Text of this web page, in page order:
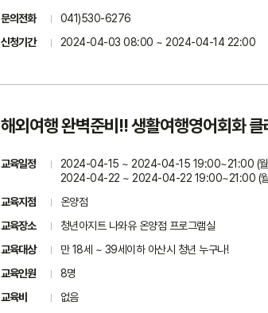
문의전화
041)530-6276
신청기간
2024-04-03 08:00 ~ 2024-04-14 22:00
해외여행 완벽준비!! 생활여행영어회화
교육일정
2024-04-15 ~ 2024-04-15 19:00~21:00 (월
2024-04-22 ~ 2024-04-22 19:00~21:00 (
교육지점
온양점
교육장소
청년아지트 나와유 온양점 프로그램실
교육대상
만 18세 ~ 39세이하 아산시 청년 누구나!
교육인원
8명
교육비
없음